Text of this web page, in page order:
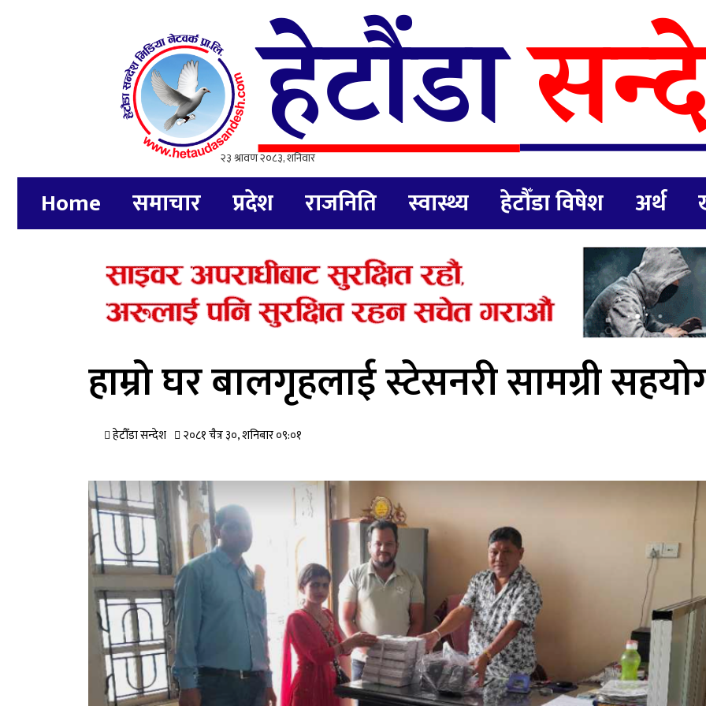
Home समाचार प्रदेश राजनिति स्वास्थ्य हेटौँडा विषेश अर्थ
हाम्रो घर बालगृहलाई स्टेसनरी सामग्री
हेटौँडा सन्देश २०८१ चैत्र ३०, शनिबार ०९:०१